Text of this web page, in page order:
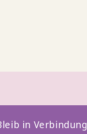
in Verbindung